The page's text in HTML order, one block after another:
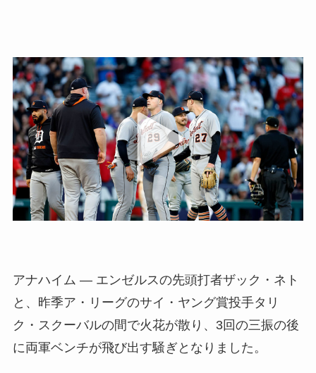
アナハイム — エンゼルスの先頭打者ザック・ネト
と、昨季ア・リーグのサイ・ヤング賞投手タリ
ク・スクーバルの間で火花が散り、3回の三振の後
に両軍ベンチが飛び出す騒ぎとなりました。